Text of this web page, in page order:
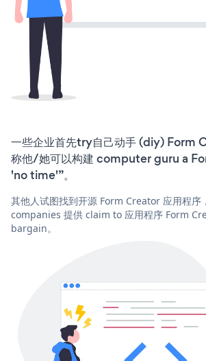
一些企业首先try自己动手 (diy) Form
称他/她可以构建 computer guru a
'no time'”。
其他人试图找到开源 Form Creator 应用程
companies 提供 claim to 应用程序 Form
bargain。